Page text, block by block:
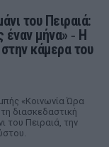
του Πειραιά:
μήνα» ‑ Η
κάμερα του
«Κοινωνία Ώρα
διασκεδαστική
του Πειραιά, την